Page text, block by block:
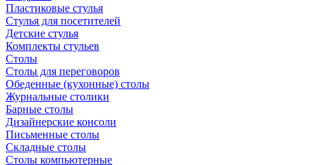
Пластиковые стулья
Стулья для посетителей
Детские стулья
Комплекты стульев
Столы
Столы для переговоров
Обеденные (кухонные) столы
Журнальные столики
Барные столы
Дизайнерские консоли
Письменные столы
Складные столы
Столы компьютерные